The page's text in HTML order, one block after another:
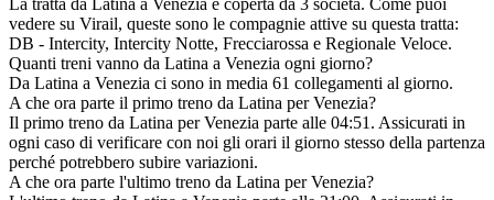
vedere su Virail, queste sono le compagnie attive su questa tratta:
DB - Intercity, Intercity Notte, Frecciarossa e Regionale Veloce.
Quanti treni vanno da Latina a Venezia ogni giorno?
Da Latina a Venezia ci sono in media 61 collegamenti al giorno.
A che ora parte il primo treno da Latina per Venezia?
Il primo treno da Latina per Venezia parte alle 04:51. Assicurati in
ogni caso di verificare con noi gli orari il giorno stesso della partenza
perché potrebbero subire variazioni.
A che ora parte l'ultimo treno da Latina per Venezia?